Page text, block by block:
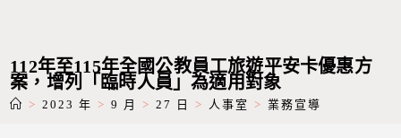
112年至115年全國公教員工旅遊平安卡優惠方
案，增列「臨時人員」為適用對象
> 2023 年 > 9 月 > 27 日 > 人事室 > 業務宣導